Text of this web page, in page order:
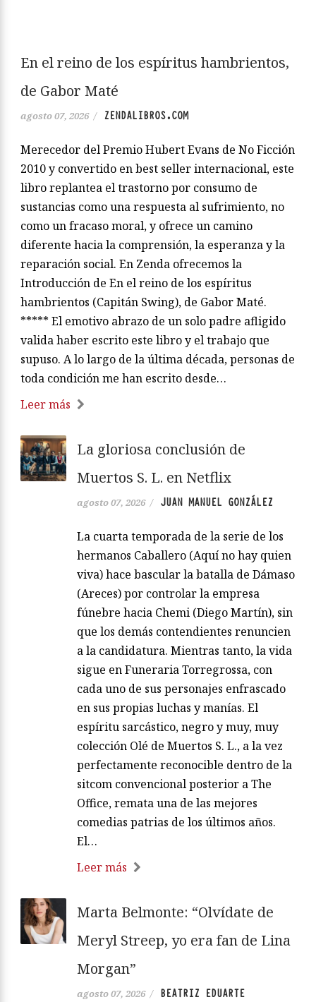
En el reino de los espíritus hambrientos,
de Gabor Maté
agosto 07, 2026 / ZENDALIBROS.COM
Merecedor del Premio Hubert Evans de No Ficción
2010 y convertido en best seller internacional, este
libro replantea el trastorno por consumo de
sustancias como una respuesta al sufrimiento, no
como un fracaso moral, y ofrece un camino
diferente hacia la comprensión, la esperanza y la
reparación social. En Zenda ofrecemos la
Introducción de En el reino de los espíritus
hambrientos (Capitán Swing), de Gabor Maté.
***** El emotivo abrazo de un solo padre afligido
valida haber escrito este libro y el trabajo que
supuso. A lo largo de la última década, personas de
toda condición me han escrito desde…
Leer más
La gloriosa conclusión de
Muertos S. L. en Netflix
agosto 07, 2026 / JUAN MANUEL GONZÁLEZ
La cuarta temporada de la serie de los
hermanos Caballero (Aquí no hay quien
viva) hace bascular la batalla de Dámaso
(Areces) por controlar la empresa
fúnebre hacia Chemi (Diego Martín), sin
que los demás contendientes renuncien
a la candidatura. Mientras tanto, la vida
sigue en Funeraria Torregrossa, con
cada uno de sus personajes enfrascado
en sus propias luchas y manías. El
espíritu sarcástico, negro y muy, muy
colección Olé de Muertos S. L., a la vez
perfectamente reconocible dentro de la
sitcom convencional posterior a The
Office, remata una de las mejores
comedias patrias de los últimos años.
El…
Leer más
Marta Belmonte: “Olvídate de
Meryl Streep, yo era fan de Lina
Morgan”
agosto 07, 2026 / BEATRIZ EDUARTE